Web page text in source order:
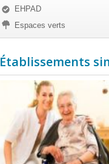
EHPAD
Espaces verts
Établissements